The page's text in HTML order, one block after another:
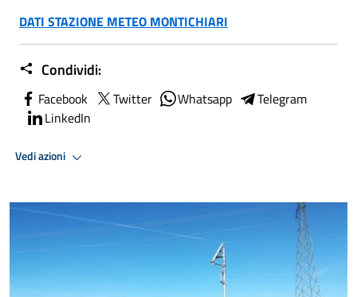
DATI STAZIONE METEO MONTICHIARI
Condividi:
Facebook Twitter Whatsapp
Telegram
LinkedIn
Vedi azioni